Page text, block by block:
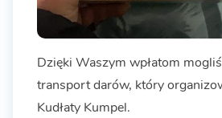
Dzięki Waszym wpłatom
transport darów, który
Kudłaty Kumpel.